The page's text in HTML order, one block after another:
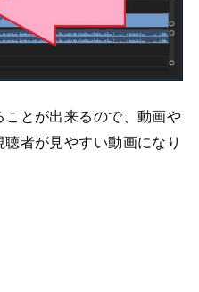
とが出来るので、動画や
者が見やすい動画になり